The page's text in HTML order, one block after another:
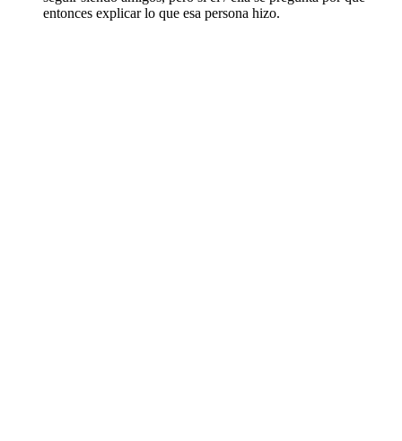
entonces explicar lo que esa persona hizo.